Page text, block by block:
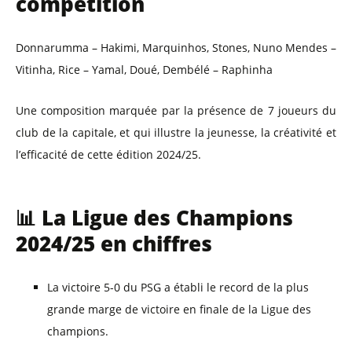
Donnarumma – Hakimi, Marquinhos, Stones, Nuno Mendes –
Vitinha, Rice – Yamal, Doué, Dembélé – Raphinha
Une composition marquée par la présence de 7 joueurs du
club de la capitale, et qui illustre la jeunesse, la créativité et
l’efficacité de cette édition 2024/25.
📊 La Ligue des Champions
2024/25 en chiffres
La victoire 5-0 du PSG a établi le record de la plus
grande marge de victoire en finale de la Ligue des
champions.